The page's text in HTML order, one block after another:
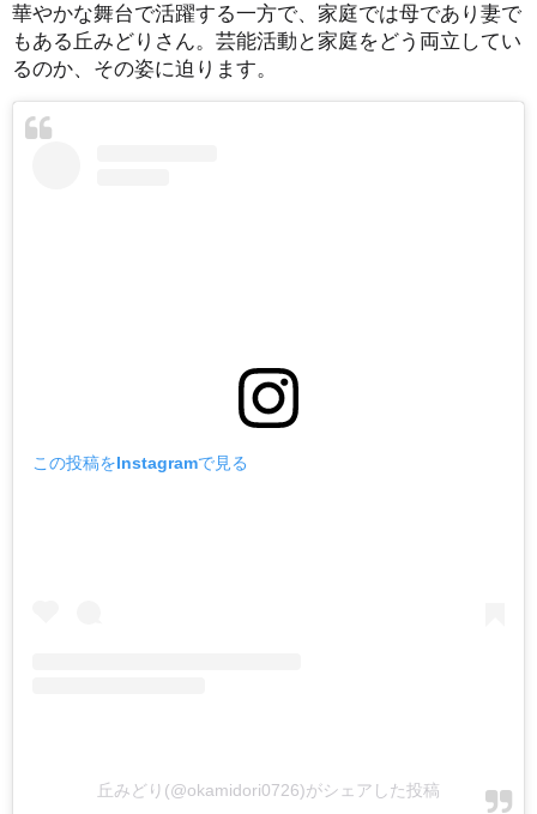
華やかな舞台で活躍する一方で、家庭では母であり妻で
もある丘みどりさん。芸能活動と家庭をどう両立してい
るのか、その姿に迫ります。
この投稿をInstagramで見る
丘みどり(@okamidori0726)がシェアした投稿